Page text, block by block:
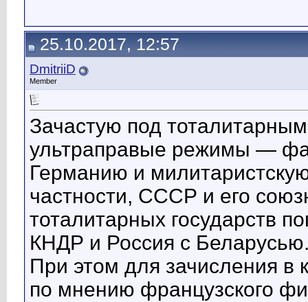
25.10.2017, 12:57
DmitriiD
Member
Зачастую под
ультраправые режимы —
Германию и
частности, СССР и его
тоталитарных государств
КНДР и Россия с
При этом для зачисления в
по мнению французского